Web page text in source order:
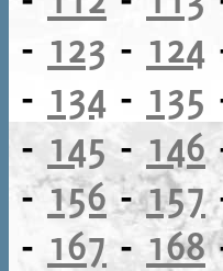
- 123 - 124
- 134 - 135
- 145 - 146
-156-157
- 167 - 168